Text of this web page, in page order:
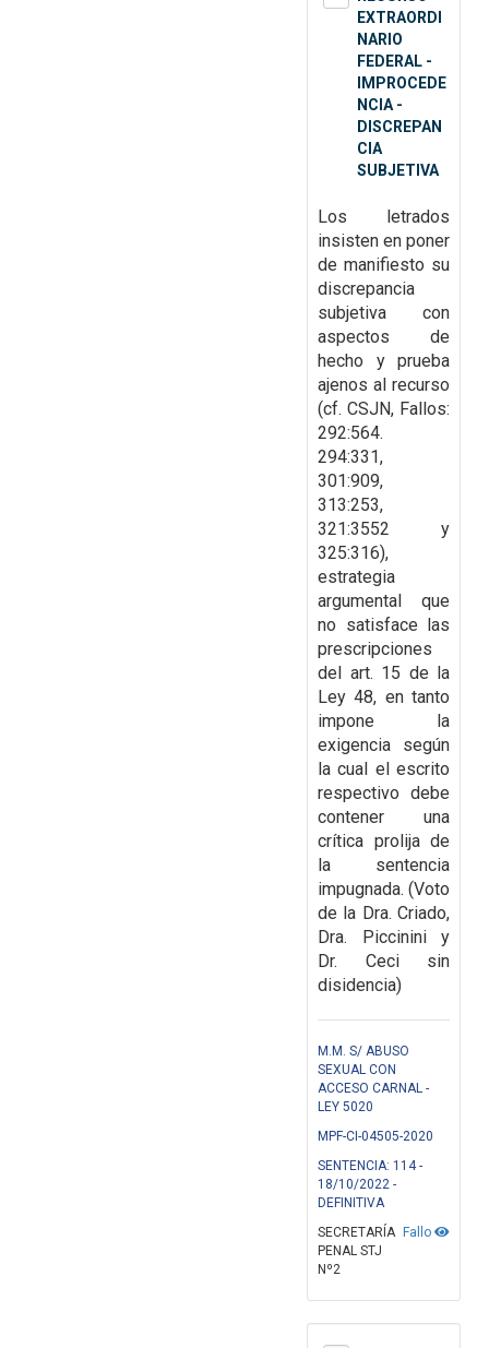
EXTRAORDI
NARIO
FEDERAL -
IMPROCEDE
NCIA -
DISCREPAN
CIA
SUBJETIVA
Los letrados
insisten en poner
de manifiesto su
discrepancia
subjetiva con
aspectos de
hecho y prueba
ajenos al recurso
(cf. CSJN, Fallos:
292:564.
294:331,
301:909,
313:253,
321:3552 y
325:316),
estrategia
argumental que
no satisface las
prescripciones
del art. 15 de la
Ley 48, en tanto
impone la
exigencia según
lacual el escrito
respectivo debe
contener una
crítica prolija de
la sentencia
impugnada. (Voto
de la Dra. Criado,
Dra. Piccinini y
Dr. Ceci sin
disidencia)
M.M. S/ ABUSO
SEXUAL CON
ACCESO CARNAL -
LEY 5020
MPF-CI-04505-2020
SENTENCIA: 114 -
18/10/2022 -
DEFINITIVA
Fallo
SECRETARÍA
PENAL STJ
Nº2